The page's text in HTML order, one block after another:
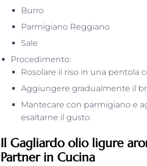
Burro
Parmigiano Reggiano
Sale
Procedimento:
Rosolare il riso in una pentola
Aggiungere gradualmente il
Mantecare con parmigiano e
esaltarne il gusto.
Il Gagliardo olio ligure
Partner in Cucina